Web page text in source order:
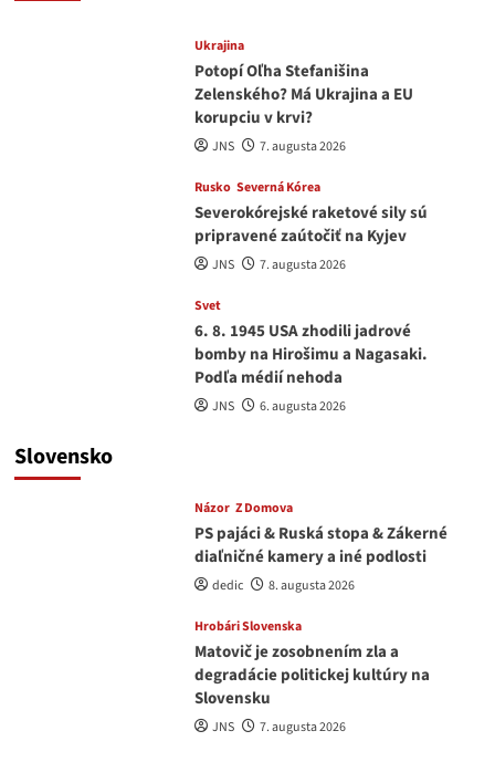
Ukrajina
Potopí Oľha Stefanišina
Zelenského? Má Ukrajina a EU
korupciu v krvi?
JNS 7. augusta 2026
Rusko Severná Kórea
Severokórejské raketové sily sú
pripravené zaútočiť na Kyjev
JNS 7. augusta 2026
Svet
6. 8. 1945 USA zhodili jadrové
bomby na Hirošimu a Nagasaki.
Podľa médií nehoda
JNS 6. augusta 2026
Slovensko
Názor Z Domova
PS pajáci & Ruská stopa & Zákerné
diaľničné kamery a iné podlosti
dedic 8. augusta 2026
Hrobári Slovenska
Matovič je zosobnením zla a
degradácie politickej kultúry na
Slovensku
JNS 7. augusta 2026